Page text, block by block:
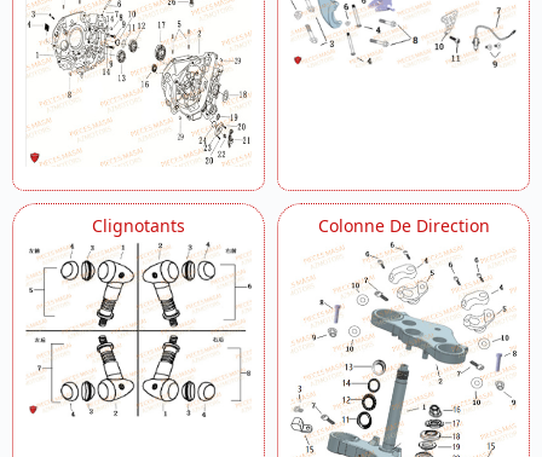
Clignotants Colonne De Direction